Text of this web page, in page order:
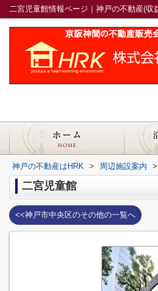
二宮児童館情報ページ｜神戸の不動産(収
神戸の不動産はHRK > 周辺施設案内 >
二宮児童館
<<神戸市中央区のその他の一覧へ